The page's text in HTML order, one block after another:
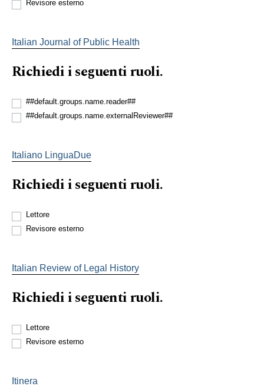
Revisore esterno
Italian Journal of Public Health
Richiedi i seguenti ruoli.
##default.groups.name.reader##
##default.groups.name.externalReviewer##
Italiano LinguaDue
Richiedi i seguenti ruoli.
Lettore
Revisore esterno
Italian Review of Legal History
Richiedi i seguenti ruoli.
Lettore
Revisore esterno
Itinera